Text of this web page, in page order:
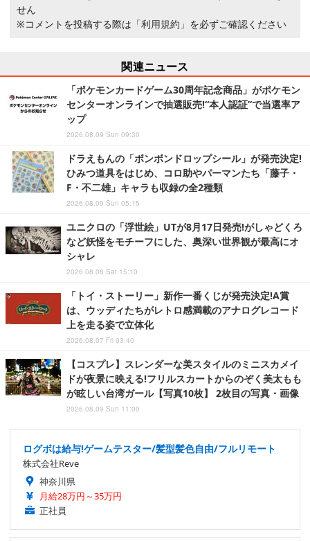
せん
※コメントを投稿する際は 「利用規約」 を必ずご確認ください
関連ニュース
「ポケモンカードゲーム30周年記念商品」がポケモン
センターオンラインで抽選販売!“本人認証”で当選率ア
ップ
2026.08.09 Sun 09:30
ドラえもんの「ボンボンドロップシール」が発売決定!
ひみつ道具をはじめ、コロ助やパーマンたち「藤子・
F・不二雄」キャラも収録の全2種類
2026.08.09 Sun 05:15
ユニクロの「浮世絵」UTが8月17日発売!がしゃどくろ
など妖怪をモチーフにした、奥深い世界観が最高にオ
シャレ
2026.08.08 Sat 15:10
「トイ・ストーリー」新作一番くじが発売決定!A賞
は、ウッディたちがレトロ感満載のアナログレコード
上を走る姿で立体化
2026.08.07 Fri 03:40
【コスプレ】スレンダーな美スタイルのミニスカメイ
ドが夜景に映える!フリルスカートからのぞく美太もも
が眩しい台湾ガール【写真10枚】 2枚目の写真・画像
2026.08.09 Sun 11:00
ログボは給与!ゲームテスター/髪型髪色自由/フルリモート
株式会社Reve
神奈川県
月給28万円～35万円
正社員